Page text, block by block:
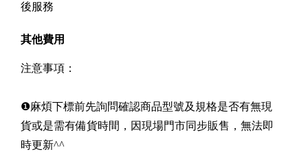
後服務
其他費用
注意事項：
❶麻煩下標前先詢問確認商品型號及規格是否有無現
貨或是需有備貨時間，因現場門市同步販售，無法即
時更新^^